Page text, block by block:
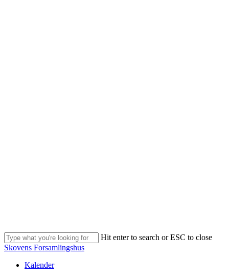
Hit enter to search or ESC to close
Close
Skovens Forsamlingshus
Kalender